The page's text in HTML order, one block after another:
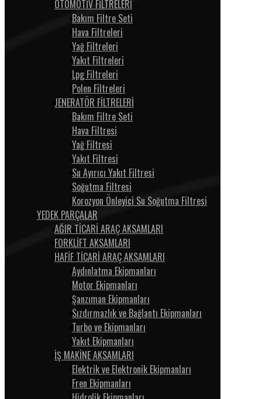
OTOMOTİV FİLTRELERİ
Bakım Filtre Seti
Hava Filtreleri
Yağ Filtreleri
Yakıt Filtreleri
Lpg Filtreleri
Polen Filtreleri
JENERATÖR FİLTRELERİ
Bakım Filtre Seti
Hava Filtresi
Yağ Filtresi
Yakıt Filtresi
Su Ayırıcı Yakıt Filtresi
Soğutma Filtresi
Korozyon Önleyici Su Soğutma Filtresi
YEDEK PARÇALAR
AĞIR TİCARİ ARAÇ AKSAMLARI
FORKLİFT AKSAMLARI
HAFİF TİCARİ ARAÇ AKSAMLARI
Aydınlatma Ekipmanları
Motor Ekipmanları
Şanzıman Ekipmanları
Sızdırmazlık ve Bağlantı Ekipmanları
Turbo ve Ekipmanları
Yakıt Ekipmanları
İŞ MAKİNE AKSAMLARI
Elektrik ve Elektronik Ekipmanları
Fren Ekipmanları